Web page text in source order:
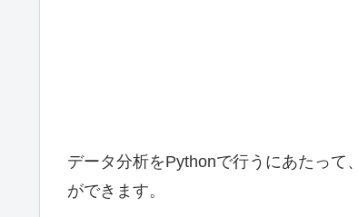
データ分析をPythonで行うにあたって
ができます。